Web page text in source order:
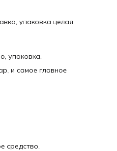
упаковка целая
упаковка.
и самое главное
средство.